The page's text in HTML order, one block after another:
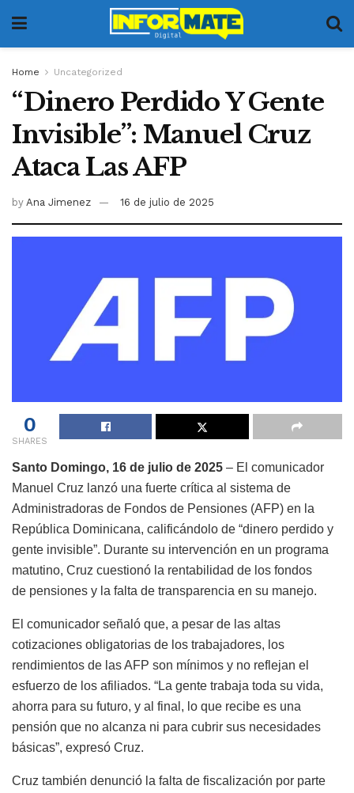
Home Uncategorized
“Dinero Perdido Y Gente
Invisible”: Manuel Cruz
Ataca Las AFP
by Ana Jimenez 16 de julio de 2025
0
SHARES
Santo Domingo, 16 de julio de 2025 – El comunicador
Manuel Cruz lanzó una fuerte crítica al sistema de
Administradoras de Fondos de Pensiones (AFP) en la
República Dominicana, calificándolo de “dinero perdido y
gente invisible”. Durante su intervención en un programa
matutino, Cruz cuestionó la rentabilidad de los fondos
de pensiones y la falta de transparencia en su manejo.
El comunicador señaló que, a pesar de las altas
cotizaciones obligatorias de los trabajadores, los
rendimientos de las AFP son mínimos y no reflejan el
esfuerzo de los afiliados. “La gente trabaja toda su vida,
ahorra para su futuro, y al final, lo que recibe es una
pensión que no alcanza ni para cubrir sus necesidades
básicas”, expresó Cruz.
Cruz también denunció la falta de fiscalización por parte